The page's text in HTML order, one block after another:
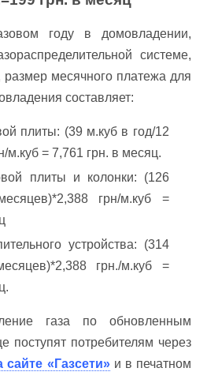
году в домовладении,
системе,
размер месячного платежа для
составляет:
плиты: (39 м.куб в год/12
м.куб = 7,761 грн. в месяц.
плиты и колонки: (126
грн/м.куб =
устройства: (314
грн./м.куб =
газа по обновленным
поступят потребителям через
«Газсети»и в печатном